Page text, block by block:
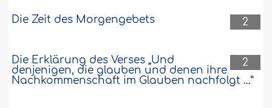
2
Die Zeit des Morgengebets
2
Die Erklärung des Verses „Und
denjenigen, die glauben und denen ihre
Nachkommenschaft im Glauben nachfolgt …”